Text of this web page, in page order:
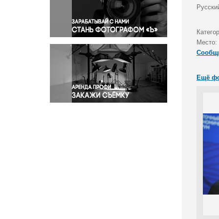
Правосудие
Происшествия и конфликты
Религия
Светская жизнь
Спорт
Экология
Экономика и бизнес
Место:
Ещё